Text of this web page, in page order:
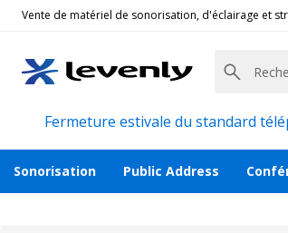
Vente de matériel de sonorisation, d'éclairage et
Fermeture estivale du standard
Sonorisation Public Address